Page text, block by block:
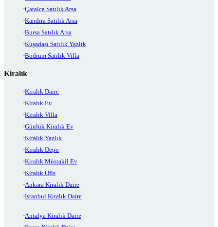
Çatalca Satılık Arsa
Kandıra Satılık Arsa
Bursa Satılık Arsa
Kuşadası Satılık Yazlık
Bodrum Satılık Villa
Kiralık
Kiralık Daire
Kiralık Ev
Kiralık Villa
Günlük Kiralık Ev
Kiralık Yazlık
Kiralık Depo
Kiralık Müstakil Ev
Kiralık Ofis
Ankara Kiralık Daire
İstanbul Kiralık Daire
Antalya Kiralık Daire